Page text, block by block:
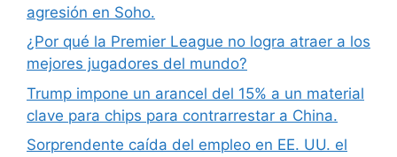
agresión en Soho.
¿Por qué la Premier League no logra atraer a los
mejores jugadores del mundo?
Trump impone un arancel del 15% a un material
clave para chips para contrarrestar a China.
Sorprendente caída del empleo en EE. UU. el